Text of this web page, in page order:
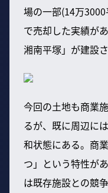
場の一部(14万
で売却した実績が
湘南平塚」が建設さ
今回の土地も商業
るが、既に周辺に
和状態にある。商
つ」という特性が
は既存施設との競